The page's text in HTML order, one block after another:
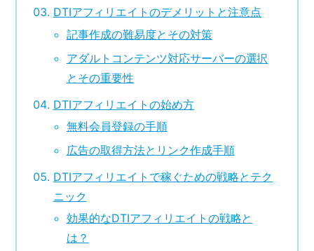
DTIアフィリエイトのデメリットと注意点
記事作成の難易度とその対策
アダルトコンテンツ対応サーバーの選択
とその重要性
DTIアフィリエイトの始め方
無料会員登録の手順
広告の取得方法とリンク作成手順
DTIアフィリエイトで稼ぐための戦略とテク
ニック
効果的なDTIアフィリエイトの戦略と
は？